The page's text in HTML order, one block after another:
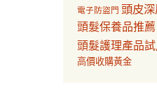
電子防盜門 頭皮
頭髮保養品推薦
頭髮護理產品試
高價收購黃金